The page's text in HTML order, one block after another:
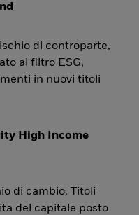
di controparte,
al filtro ESG,
in nuovi titoli
High Income
di cambio, Titoli
del capitale posto